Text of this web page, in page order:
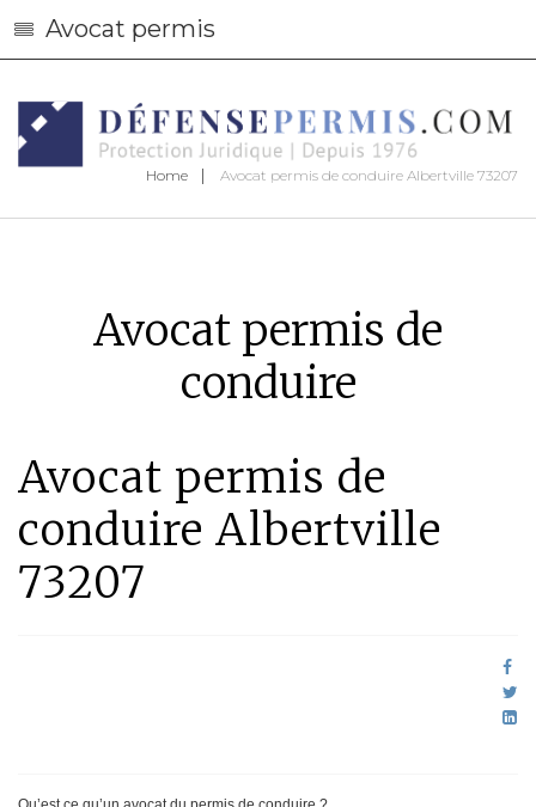
Avocat permis
Home Avocat permis de conduire Albertville 73207
Avocat permis de
conduire
Avocat permis de
conduire Albertville
73207